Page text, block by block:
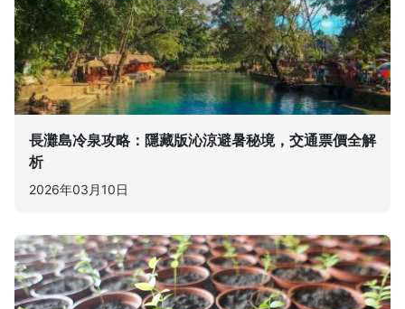
長灘島冷泉攻略：隱藏版沁涼避暑秘境，交通票價全解
析
2026年03月10日